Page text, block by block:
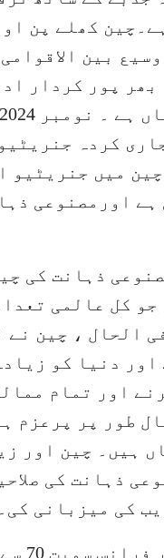
کھلے پن
بین
بھر پور کردار
کردہ
الحال ، چین
اور دنیا کو
اور تمام
طور پر پرعزم
ہیں۔ چین اور
ذہانت کی
کی میزبانی کی۔